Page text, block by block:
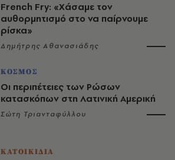
French Fry: «Χάσαμε τον
αυθορμητισμό στο να παίρνουμε
ρίσκα»
Δημήτρης Αθανασιάδης
ΚΟΣΜΟΣ
Οι περιπέτειες των Ρώσων
κατασκόπων στη Λατινική Αμερική
Σώτη Τριανταφύλλου
ΚΑΤΟΙΚΙΔΙΑ